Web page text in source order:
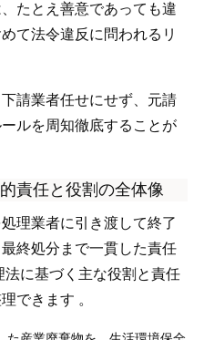
たとえ善意であっても違
て法令違反に問われるリ
請業者任せにせず、元請
ルを周知徹底することが
責任と役割の全体像
理業者に引き渡して終了
終処分まで一貫した責任
に基づく主な役割と責任
できます 。